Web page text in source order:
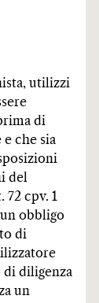
utilizzi
di
che sia
del
cpv. 1
obbligo
di
diligenza
un